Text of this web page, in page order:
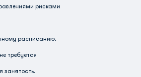
рисками
расписанию.
требуется
занятость.